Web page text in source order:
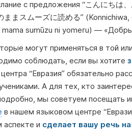
с предложения “こんにちは、
まスムーズに読める”
sumūzu ni yomeru) —
могут применяться в той
соблюдать, если вы хотите
“Евразия” обязательно
А для тех, кто
мы советуем посещать
в нашем языковом центре
аспекте и сделает вашу речь